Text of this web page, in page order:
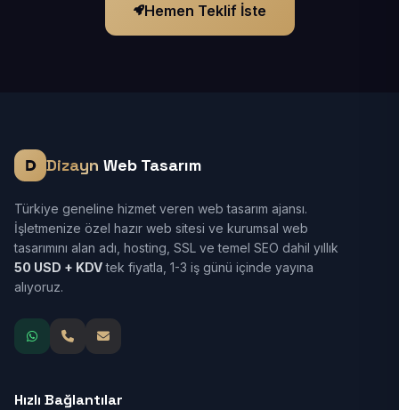
Hemen Teklif İste
Dizayn Web Tasarım
Türkiye geneline hizmet veren web tasarım ajansı.
İşletmenize özel hazır web sitesi ve kurumsal web
tasarımını alan adı, hosting, SSL ve temel SEO dahil yıllık
50 USD + KDVtek fiyatla, 1-3 iş günü içinde yayına
alıyoruz.
Hızlı Bağlantılar